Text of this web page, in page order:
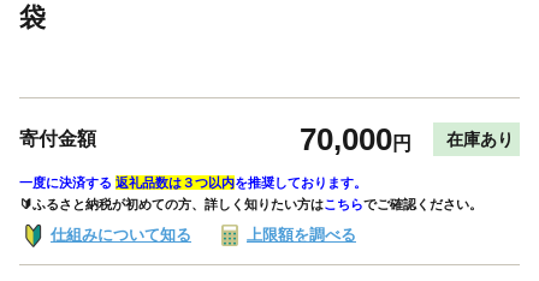
袋
寄付金額 70,000円 在庫あり
一度に決済する 返礼品数は３つ以内を推奨しております。
🔰ふるさと納税が初めての方、詳しく知りたい方はこちらでご確認ください。
仕組みについて知る 上限額を調べる